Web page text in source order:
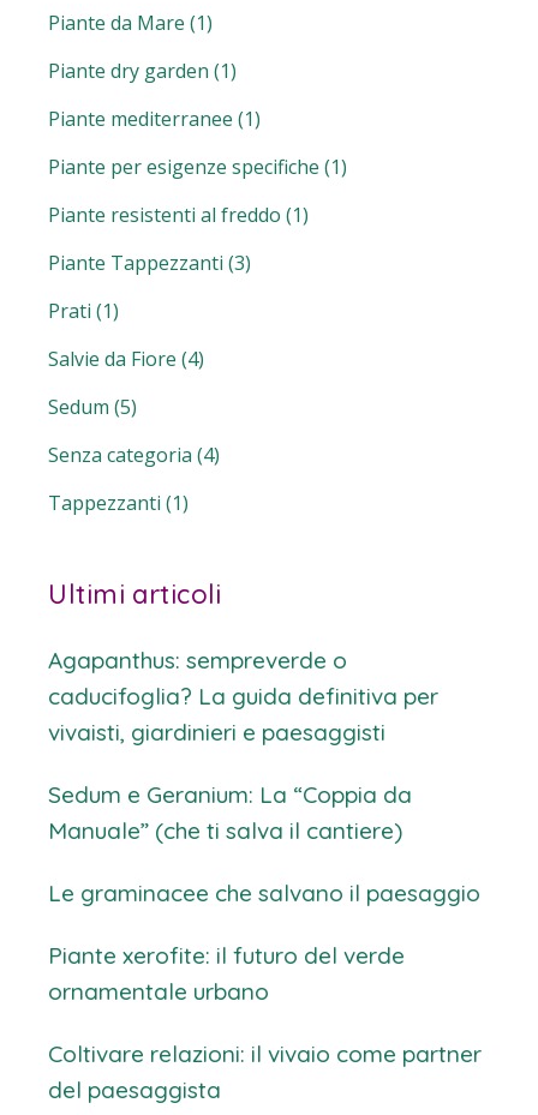
Piante da Mare (1)
Piante dry garden (1)
Piante mediterranee (1)
Piante per esigenze specifiche (1)
Piante resistenti al freddo (1)
Piante Tappezzanti (3)
Prati (1)
Salvie da Fiore (4)
Sedum (5)
Senza categoria (4)
Tappezzanti (1)
Ultimi articoli
Agapanthus: sempreverde o
caducifoglia? La guida definitiva per
vivaisti, giardinieri e paesaggisti
Sedum e Geranium: La “Coppia da
Manuale” (che ti salva il cantiere)
Le graminacee che salvano il paesaggio
Piante xerofite: il futuro del verde
ornamentale urbano
Coltivare relazioni: il vivaio come partner
del paesaggista